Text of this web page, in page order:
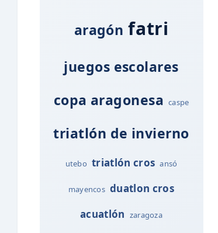
aragón fatri
juegos escolares
copa aragonesa caspe
triatlón de invierno
utebo triatlón cros ansó
mayencos duatlon cros
acuatlón zaragoza